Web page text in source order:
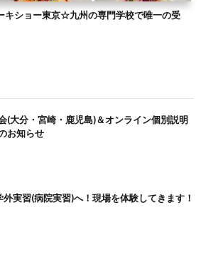
キショー東京☆九州の専門学校で唯一の受
(大分・宮崎・鹿児島)＆オンライン個別説明
お知らせ
実習(病院実習)へ！現場を体験してきます！